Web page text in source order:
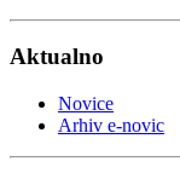
Aktualno
Novice
Arhiv e-novic